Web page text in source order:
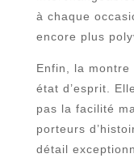
à chaque
encore plus
Enfin, la
état d’esprit.
pas la facilité
porteurs
détail